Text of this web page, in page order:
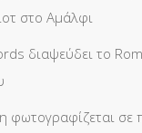
στο Αμάλφι
διαψεύδει το
φωτογραφίζεται σε